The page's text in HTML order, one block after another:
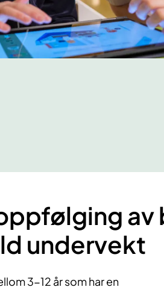
av
undervekt
3-12 år som har en